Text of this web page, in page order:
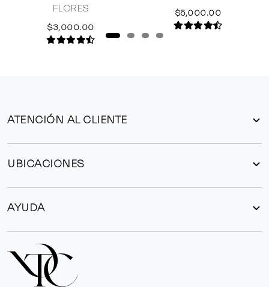
FLORES
$3,000.00
$5,000.00
ATENCIÓN AL CLIENTE
UBICACIONES
AYUDA